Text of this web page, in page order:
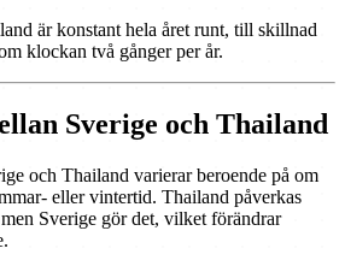
är konstant hela året runt, till skillnad
klockan två gånger per år.
Sverige och Thailand
och Thailand varierar beroende på om
eller vintertid. Thailand påverkas
Sverige gör det, vilket förändrar